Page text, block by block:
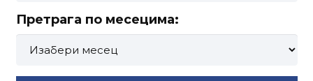
Претрага по месецима:
месецима: